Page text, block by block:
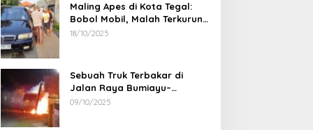
Maling Apes di Kota Tegal:
Bobol Mobil, Malah Terkurung
Sendiri di Dalamnya
18/10/2025
Sebuah Truk Terbakar di
Jalan Raya Bumiayu–
Bantarkawung, Diduga Akibat
09/10/2025
Waspada! Ada Oknum Minta